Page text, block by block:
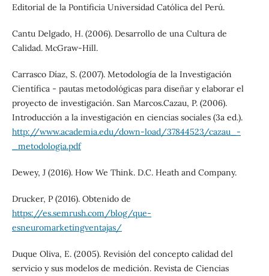
Editorial de la Pontificia Universidad Católica del Perú.
Cantu Delgado, H. (2006). Desarrollo de una Cultura de
Calidad. McGraw-Hill.
Carrasco Díaz, S. (2007). Metodología de la Investigación
Científica - pautas metodológicas para diseñar y elaborar el
proyecto de investigación. San Marcos.Cazau, P. (2006).
Introducción a la investigación en ciencias sociales (3a ed.).
http://www.academia.edu/down-load/37844523/cazau_-
_metodologia.pdf
Dewey, J (2016). How We Think. D.C. Heath and Company.
Drucker, P (2016). Obtenido de
https://es.semrush.com/blog/que-
esneuromarketingventajas/
Duque Oliva, E. (2005). Revisión del concepto calidad del
servicio y sus modelos de medición. Revista de Ciencias